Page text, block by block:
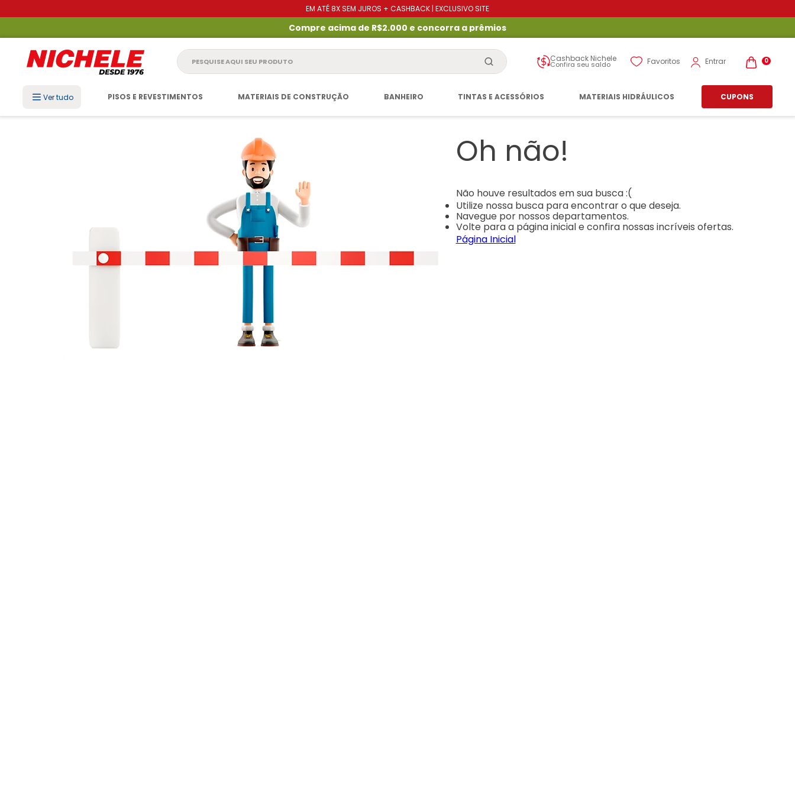
EM ATÉ 8X SEM JUROS + CASHBACK | EXCLUSIVO SITE
Compre acima de R$2.000 e concorra a prêmios
Pesquise aqui seu produto Cashback Nichele
Confira seu saldo Favoritos Entrar 0
Ver tudo PISOS E REVESTIMENTOS MATERIAIS DE CONSTRUÇÃO BANHEIRO TINTAS E ACESSÓRIOS MATERIAIS HIDRÁULICOS CUPONS
Oh não!
Não houve resultados em sua busca :(
Utilize nossa busca para encontrar o que deseja.
Navegue por nossos departamentos.
Volte para a página inicial e confira nossas incríveis ofertas.
Página Inicial